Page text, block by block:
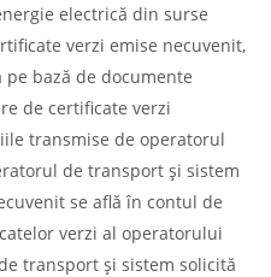
electrică din surse
verzi emise necuvenit,
bază de documente
de certificate verzi
transmise de operatorul
de transport și sistem
se află în contul de
verzi al operatorului
transport și sistem solicită